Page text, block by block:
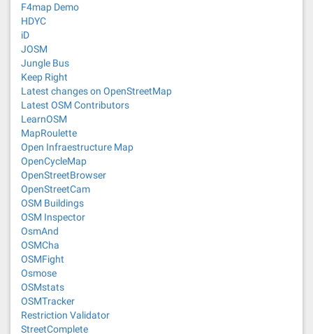
F4map Demo
HDYC
iD
JOSM
Jungle Bus
Keep Right
Latest changes on OpenStreetMap
Latest OSM Contributors
LearnOSM
MapRoulette
Open Infraestructure Map
OpenCycleMap
OpenStreetBrowser
OpenStreetCam
OSM Buildings
OSM Inspector
OsmAnd
OSMCha
OSMFight
Osmose
OSMstats
OSMTracker
Restriction Validator
StreetComplete